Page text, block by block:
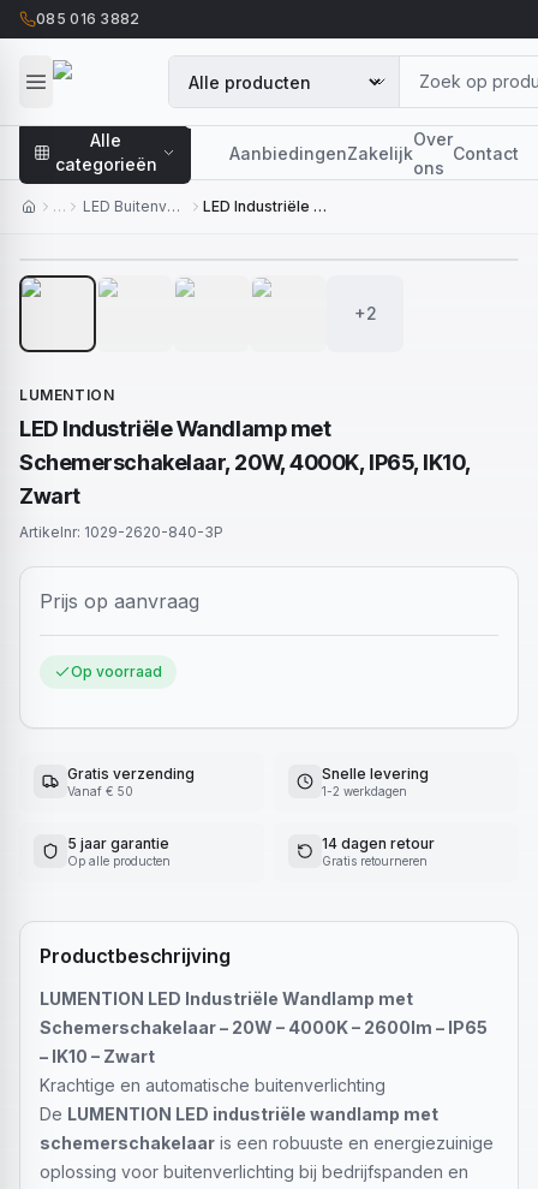
085 016 3882
Alle
categorieën
AanbiedingenZakelijk
Over
ons
Contact
… LED Buitenverlichting
LED Industriële Wandlamp met Schemerschakelaar, 20W, 4000K, IP65, IK10, Zwart
+2
LUMENTION
LED Industriële Wandlamp met
Schemerschakelaar, 20W, 4000K, IP65, IK10,
Zwart
Artikelnr: 1029-2620-840-3P
Prijs op aanvraag
Op voorraad
Gratis verzending
Vanaf € 50
Snelle levering
1-2 werkdagen
5 jaar garantie
Op alle producten
14 dagen retour
Gratis retourneren
Productbeschrijving
LUMENTION LED Industriële Wandlamp met
Schemerschakelaar – 20W – 4000K – 2600lm – IP65
– IK10 – Zwart
Krachtige en automatische buitenverlichting
De LUMENTION LED industriële wandlamp met
schemerschakelaar is een robuuste en energiezuinige
oplossing voor buitenverlichting bij bedrijfspanden en